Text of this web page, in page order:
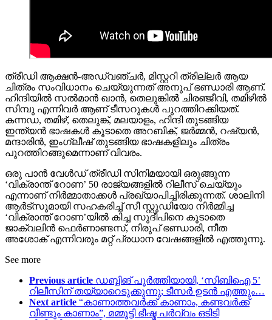
ത്രീഡി ആക്ഷൻ-അഡ്വഞ്ചർ, മിസ്റ്ററി ത്രില്ലർ ആയ
ചിത്രം സംവിധാനം ചെയ്യുന്നത് അനുപ് ഭണ്ഡാരി ആണ്.
ഹിന്ദിയിൽ സൽമാൻ ഖാൻ, തെലുങ്കിൽ ചിരഞ്ജീവി, തമിഴിൽ
സിമ്പു എന്നിവർ ആണ് ടീസറുകൾ പുറത്തിറക്കിയത്.
കന്നഡ, തമിഴ്, തെലുങ്ക്, മലയാളം, ഹിന്ദി തുടങ്ങിയ
ഇന്ത്യന്‍ ഭാഷകള്‍ കൂടാതെ അറബിക്, ജർമ്മൻ, റഷ്യൻ,
മന്ദാരിൻ, ഇംഗ്ലീഷ് തുടങ്ങിയ ഭാഷകളിലും ചിത്രം
പുറത്തിറങ്ങുമെന്നാണ് വിവരം.
ഒരു പാൻ വേൾഡ് ത്രീഡി സിനിമയായി ഒരുങ്ങുന്ന
‘വിക്രാന്ത് റോണ’ 50 രാജ്യങ്ങളില്‍ റിലീസ് ചെയ്യും
എന്നാണ് നിര്‍മ്മാതാക്കള്‍ പ്രഖ്യാപിച്ചിരിക്കുന്നത്. ശാലിനി
ആർട്‌സുമായി സഹകരിച്ച് സീ സ്റ്റുഡിയോ നിർമ്മിച്ച
‘വിക്രാന്ത് റോണ’യിൽ കിച്ച സുദീപിനെ കൂടാതെ
ജാക്വലിൻ ഫെർണാണ്ടസ്, നിരുപ് ഭണ്ഡാരി, നീത
അശോക് എന്നിവരും മറ്റ് പ്രധാന വേഷങ്ങളില്‍ എത്തുന്നു.
See more
Previous article ഡബ്ബിങ് പൂർത്തിയായി, ‘സിബിഐ 5’
റിലീസിന് തയ്യാറെടുക്കുന്നു; ടീസർ ഉടൻ എത്തും…
Next article “കാണാത്തവർക്ക് കാണാം, കണ്ടവർക്ക്
വീണ്ടും കാണാം”, മമ്മൂട്ടി ഭീഷ്മ പർവ്വം ഒടിടി